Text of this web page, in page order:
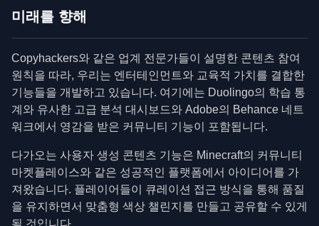
미래를 향해
Copyhackers와 같은 업계 전문가들이 설명한 콘텐츠 참여
원칙을 따라, 우리는 엔터테인먼트와 교육적 가치를 결합한
기능들을 개발하고 있습니다. 여기에는 Duolingo의 학습 통
계와 유사한 고급 분석 대시보드와 Adobe의 Behance 네트
워크에서 영감을 받은 커뮤니티 기능이 포함됩니다.
다가오는 사용자 생성 콘텐츠 기능은 Minecraft의 커뮤니티
마켓플레이스와 같은 성공적인 플랫폼에서 아이디어를 가
져왔습니다. 플레이어들이 큐레이션 접근 방식을 통해 품질
을 유지하면서 맞춤형 색상 챌린지를 만들고 공유할 수 있게
될 것입니다.